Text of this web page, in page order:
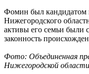
Фомин был кандидатом
Нижегородского
активы его семьи были
законность
Фото: Объединенная
Нижегородской области